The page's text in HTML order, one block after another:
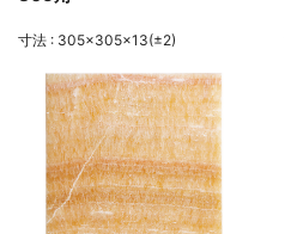
寸法 : 305×305×13(±2)